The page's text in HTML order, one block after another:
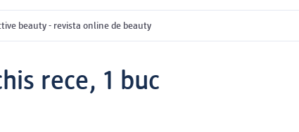
beauty - revista online de beauty
rece, 1 buc